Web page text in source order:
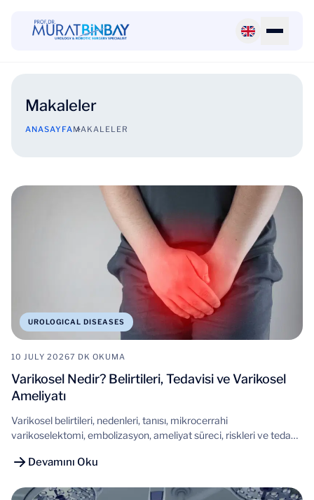
Makaleler
ANASAYFAMAKALELER
UROLOGICAL DISEASES
10 JULY 20267 DK OKUMA
Varikosel Nedir? Belirtileri, Tedavisi ve Varikosel
Ameliyatı
Varikosel belirtileri, nedenleri, tanısı, mikrocerrahi
varikoselektomi, embolizasyon, ameliyat süreci, riskleri ve tedavi
Devamını Oku